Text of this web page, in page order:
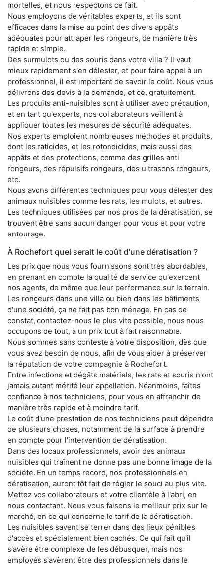
mortelles, et nous respectons ce fait.
Nous employons de véritables experts, et ils sont
efficaces dans la mise au point des divers appâts
adéquates pour attraper les rongeurs, de manière très
rapide et simple.
Des surmulots ou des souris dans votre villa ? Il vaut
mieux rapidement s'en délester, et pour faire appel à un
professionnel, il est important de savoir le coût. Nous vous
délivrons des devis à la demande, et ce, gratuitement.
Les produits anti-nuisibles sont à utiliser avec précaution,
et en tant qu'experts, nos collaborateurs veillent à
appliquer toutes les mesures de sécurité adéquates.
Nos experts emploient nombreuses méthodes et produits,
dont les raticides, et les rotondicides, mais aussi des
appâts et des protections, comme des grilles anti
rongeurs, des répulsifs rongeurs, des ultrasons rongeurs,
etc.
Nous avons différentes techniques pour vous délester des
animaux nuisibles comme les rats, les mulots, et autres.
Les techniques utilisées par nos pros de la dératisation, se
trouvent être sans aucun danger pour vous et pour votre
entourage.
À Rochefort quel serait le coût d'une dératisation ?
Les prix que nous vous fournissons sont très abordables,
en prenant en compte la qualité de service qu'exercent
nos agents, de même que leur performance sur le terrain.
Les rongeurs dans une villa ou bien dans les bâtiments
d'une société, ça ne fait pas bon ménage. En cas de
constat, contactez-nous le plus vite possible, nous nous
occupons de tout, à un prix tout à fait raisonnable.
Nous sommes sans conteste à votre disposition, dès que
vous avez besoin de nous, afin de vous aider à préserver
la réputation de votre compagnie à Rochefort.
Entre infections et dégâts matériels, les rats et souris n'ont
jamais autant mérité leur appellation. Néanmoins, faîtes
confiance à nos techniciens, pour vous en affranchir de
manière très rapide et à moindre tarif.
Le coût d'une prestation de nos techniciens peut dépendre
de plusieurs choses, notamment de la surface à prendre
en compte pour l'intervention de dératisation.
Dans des locaux professionnels, avoir des animaux
nuisibles qui traînent ne donne pas une bonne image de la
société. En un temps record, nos professionnels en
dératisation, auront tôt fait de régler le souci au plus vite.
Mettez vos collaborateurs et votre clientèle à l'abri, en
nous contactant. Nous vous faisons le meilleur prix sur le
marché, en ce qui concerne le tarif de la dératisation.
Les nuisibles savent se terrer dans des lieux pénibles
d'accès et spécialement bien cachés. Ce qui fait qu'il
s'avère être complexe de les débusquer, mais nos
employés s'avèrent être des professionnels dans le